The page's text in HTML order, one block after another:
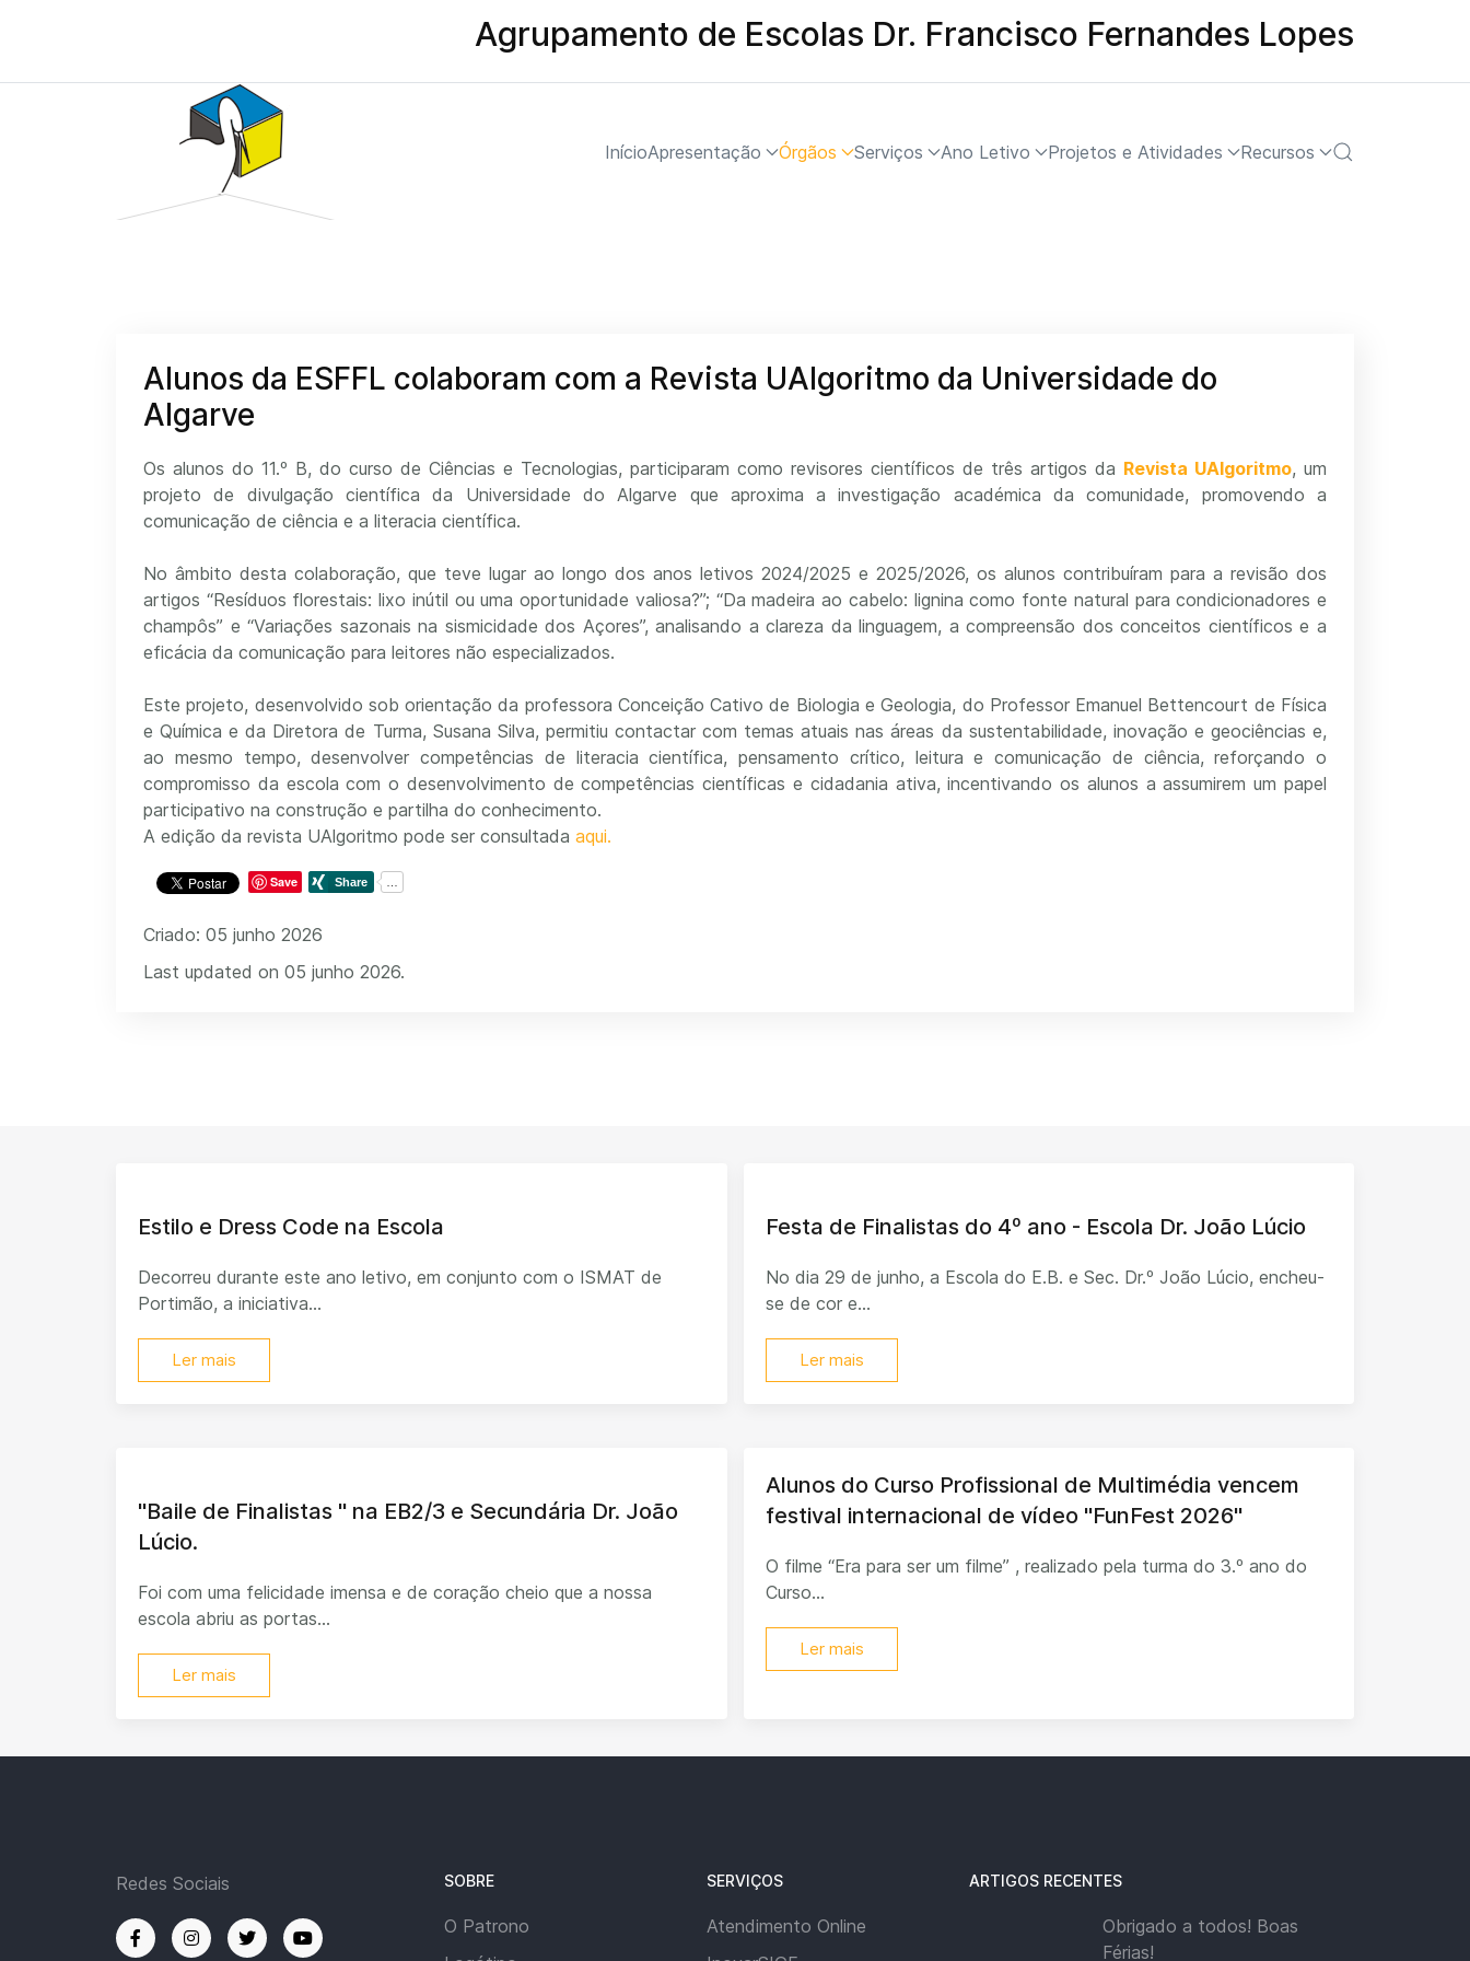
Agrupamento de Escolas Dr. Francisco Fernandes Lopes
InícioApresentação Órgãos Serviços Ano Letivo Projetos e Atividades Recursos
Alunos da ESFFL colaboram com a Revista UAlgoritmo da Universidade do
Algarve
Os alunos do 11.º B, do curso de Ciências e Tecnologias, participaram como revisores científicos de três artigos da Revista UAlgoritmo, um
projeto de divulgação científica da Universidade do Algarve que aproxima a investigação académica da comunidade, promovendo a
comunicação de ciência e a literacia científica.
No âmbito desta colaboração, que teve lugar ao longo dos anos letivos 2024/2025 e 2025/2026, os alunos contribuíram para a revisão dos
artigos “Resíduos florestais: lixo inútil ou uma oportunidade valiosa?”; “Da madeira ao cabelo: lignina como fonte natural para condicionadores e
champôs” e “Variações sazonais na sismicidade dos Açores”, analisando a clareza da linguagem, a compreensão dos conceitos científicos e a
eficácia da comunicação para leitores não especializados.
Este projeto, desenvolvido sob orientação da professora Conceição Cativo de Biologia e Geologia, do Professor Emanuel Bettencourt de Física
e Química e da Diretora de Turma, Susana Silva, permitiu contactar com temas atuais nas áreas da sustentabilidade, inovação e geociências e,
ao mesmo tempo, desenvolver competências de literacia científica, pensamento crítico, leitura e comunicação de ciência, reforçando o
compromisso da escola com o desenvolvimento de competências científicas e cidadania ativa, incentivando os alunos a assumirem um papel
participativo na construção e partilha do conhecimento.
A edição da revista UAlgoritmo pode ser consultada aqui.
Save
Criado: 05 junho 2026
Last updated on 05 junho 2026.
Estilo e Dress Code na Escola
Decorreu durante este ano letivo, em conjunto com o ISMAT de
Portimão, a iniciativa...
Ler mais
Festa de Finalistas do 4º ano - Escola Dr. João Lúcio
No dia 29 de junho, a Escola do E.B. e Sec. Dr.º João Lúcio, encheu-
se de cor e...
Ler mais
"Baile de Finalistas " na EB2/3 e Secundária Dr. João
Lúcio.
Foi com uma felicidade imensa e de coração cheio que a nossa
escola abriu as portas...
Ler mais
Alunos do Curso Profissional de Multimédia vencem
festival internacional de vídeo "FunFest 2026"
O filme “Era para ser um filme” , realizado pela turma do 3.º ano do
Curso...
Ler mais
Redes Sociais SOBRE
O Patrono
SERVIÇOS
Atendimento Online
ARTIGOS RECENTES
Obrigado a todos! Boas
Férias!